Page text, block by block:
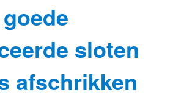
sloten
afschrikken